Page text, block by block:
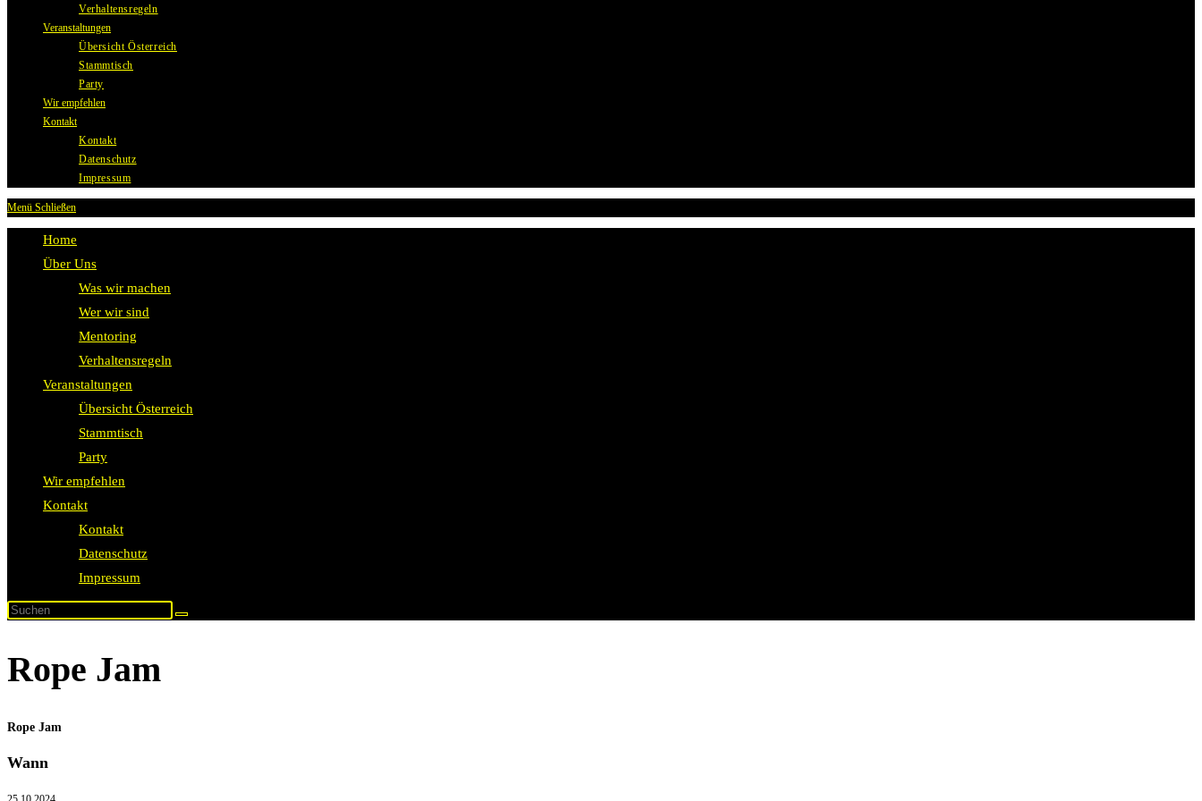
Verhaltensregeln
Veranstaltungen
Übersicht Österreich
Stammtisch
Party
Wir empfehlen
Kontakt
Kontakt
Datenschutz
Impressum
Menü Schließen
Home
Über Uns
Was wir machen
Wer wir sind
Mentoring
Verhaltensregeln
Veranstaltungen
Übersicht Österreich
Stammtisch
Party
Wir empfehlen
Kontakt
Kontakt
Datenschutz
Impressum
Rope Jam
Rope Jam
Wann